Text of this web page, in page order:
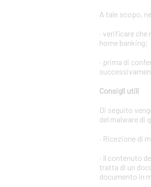
A tale scopo,
· verificare
home banking;
· prima di
Consigli utili
Di seguito
del malware di
· Ricezione di
· Il contenuto
tratta di un
documento in